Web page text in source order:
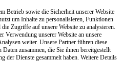
Betrieb sowie die Sicherheit unserer Website
um Inhalte zu personalisieren, Funktionen
Zugriffe auf unsere Website zu analysieren.
Verwendung unserer Website an unsere
weiter. Unsere Partner führen diese
zusammen, die Sie ihnen bereitgestellt
der Dienste gesammelt haben. Weitere Details